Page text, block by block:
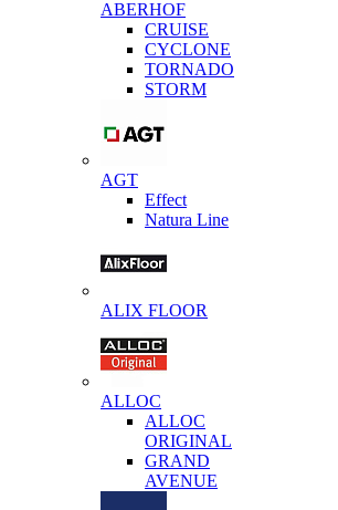
ABERHOF
CRUISE
CYCLONE
TORNADO
STORM
AGT
Effect
Natura Line
ALIX FLOOR
ALLOC
ALLOC
ORIGINAL
GRAND
AVENUE